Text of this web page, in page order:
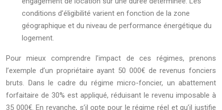
conditions d’éligibilité varient en fonction de la zone
géographique et du niveau de performance énergétique du
logement.
Pour mieux comprendre l’impact de ces régimes, prenons
l’exemple d’un propriétaire ayant 50 000€ de revenus fonciers
bruts. Dans le cadre du régime micro-foncier, un abattement
forfaitaire de 30% est appliqué, réduisant le revenu imposable à
35 000€. En revanche, s’il opte pour le régime réel et qu’il justifie